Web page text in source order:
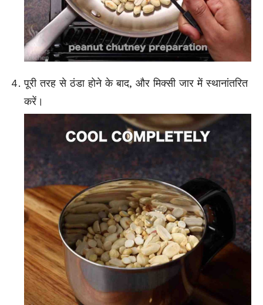
पूरी तरह से ठंडा होने के बाद, और मिक्सी जार में स्थानांतरित
करें।